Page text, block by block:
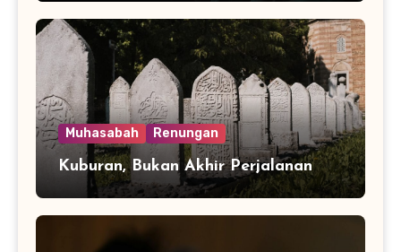
Muhasabah Renungan
Kuburan, Bukan Akhir Perjalanan